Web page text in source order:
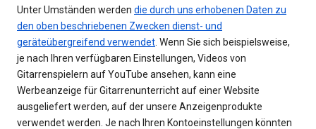
Unter Umständen werden die durch uns erhobenen Daten zu
den oben beschriebenen Zwecken dienst- und
geräteübergreifend verwendet . Wenn Sie sich beispielsweise,
je nach Ihren verfügbaren Einstellungen, Videos von
Gitarrenspielern auf YouTube ansehen, kann eine
Werbeanzeige für Gitarrenunterricht auf einer Website
ausgeliefert werden, auf der unsere Anzeigenprodukte
verwendet werden. Je nach Ihren Kontoeinstellungen könnten